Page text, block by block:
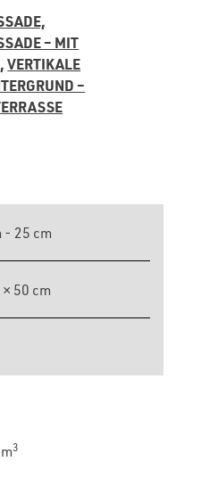
– MIT
VERTIKALE
–
- 25 cm
50 cm
3